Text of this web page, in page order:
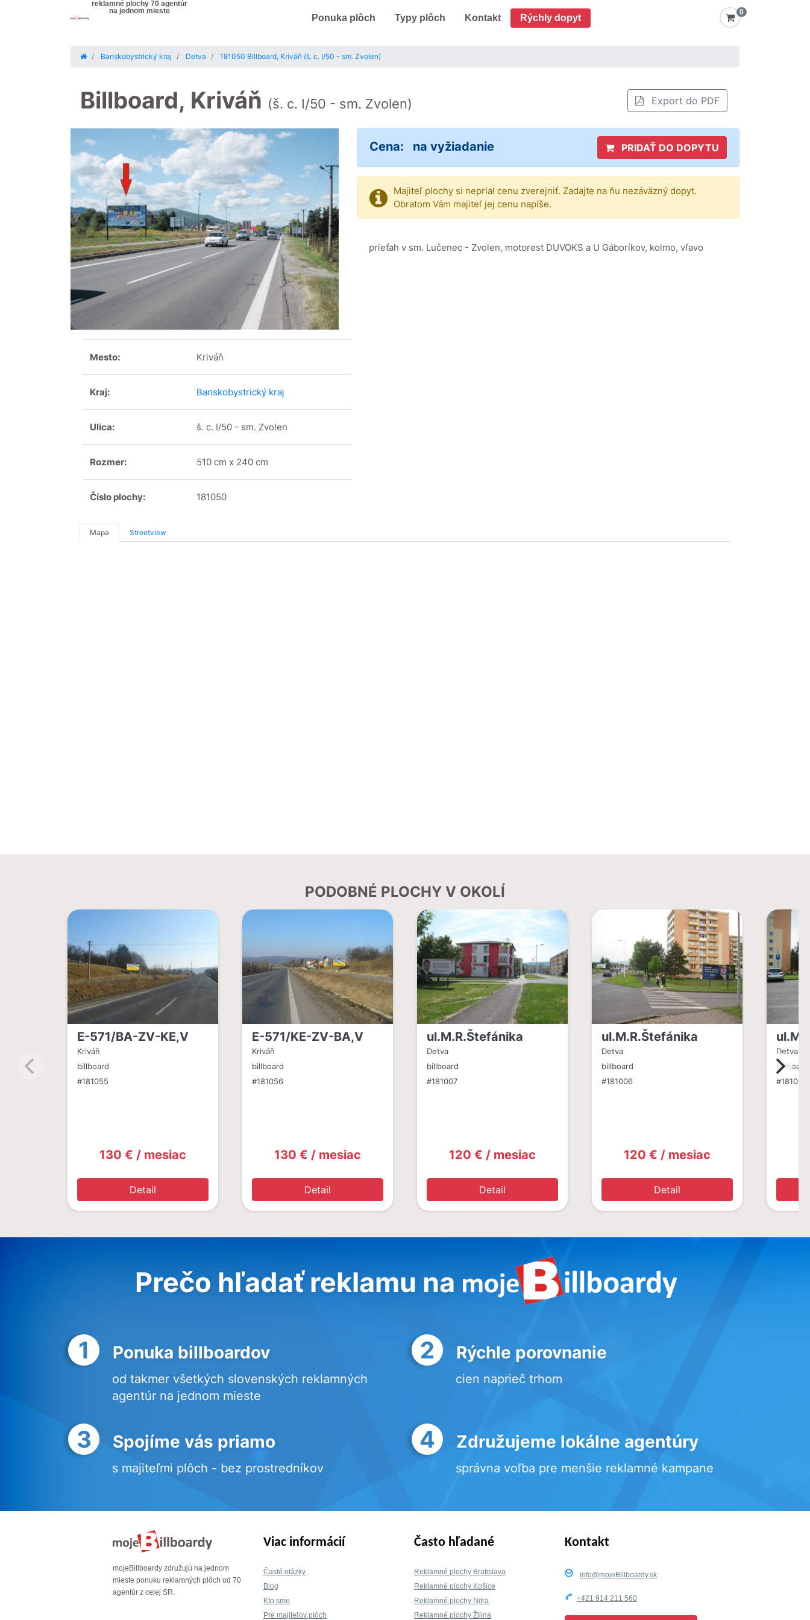
reklamné plochy 70 agentúr
na jednom mieste
Ponuka plôch Typy plôch Kontakt Rýchly dopyt
0
Banskobystrický kraj Detva 181050 Billboard, Kriváň (š. c. I/50 - sm. Zvolen)
Billboard, Kriváň (š. c. I/50 - sm. Zvolen) Export do PDF
Cena: na vyžiadanie PRIDAŤ DO DOPYTU
Majiteľ plochy si neprial cenu zverejniť. Zadajte na ňu nezáväzný dopyt.
Obratom Vám majiteľ jej cenu napíše.
prieťah v sm. Lučenec - Zvolen, motorest DUVOKS a U Gáboríkov, kolmo, vľavo
Mesto: Kriváň
Kraj: Banskobystrický kraj
Ulica: š. c. I/50 - sm. Zvolen
Rozmer: 510 cm x 240 cm
Číslo plochy: 181050
Mapa Streetview
PODOBNÉ PLOCHY V OKOLÍ
E-571/BA-ZV-KE,V
Kriváň
billboard
#181055
130 € / mesiac
Detail
E-571/KE-ZV-BA,V
Kriváň
billboard
#181056
130 € / mesiac
Detail
ul.M.R.Štefánika
Detva
billboard
#181007
120 € / mesiac
Detail
ul.M.R.Štefánika
Detva
billboard
#181006
120 € / mesiac
Detail
Detva
billboard
#181005
Prečo hľadať reklamu na
1 Ponuka billboardov
od takmer všetkých slovenských reklamných
agentúr na jednom mieste
2 Rýchle porovnanie
cien naprieč trhom
3 Spojíme vás priamo
s majiteľmi plôch - bez prostredníkov
4 Združujeme lokálne agentúry
správna voľba pre menšie reklamné kampane
mojeBillboardy združujú na jednom
mieste ponuku reklamných plôch od 70
agentúr z celej SR.
Viac informácií
Časté otázky
Blog
Kto sme
Pre majiteľov plôch
Často hľadané
Reklamné plochy Bratislava
Reklamné plochy Košice
Reklamné plochy Nitra
Reklamné plochy Žilina
Kontakt
info@mojeBillboardy.sk
+421 914 211 560